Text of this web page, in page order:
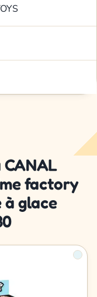
factory
à glace